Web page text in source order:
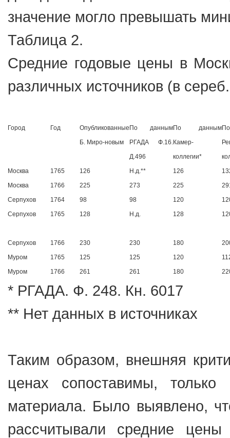
значение могло превышать
Таблица 2.
Средние годовые цены в
различных источников (в
Город Год
Опубликованные
Б. Миро-новым
По данным
РГАДА Ф.16.
Д.496
По данным
Камер-
коллегии*
Москва
1765 126 Н.д.** 126
Москва
1766 225 273 225
Серпухов
1764 98 98 120
Серпухов
1765 128 Н.д. 128
Серпухов 1766 230 230 180
Муром
1765 125 125 120
Муром
1766 261 261 180
* РГАДА. Ф. 248. Кн. 6017
** Нет данных в источниках
Таким образом, внешняя
ценах сопоставимы, только
материала. Было выявлено,
рассчитывали средние